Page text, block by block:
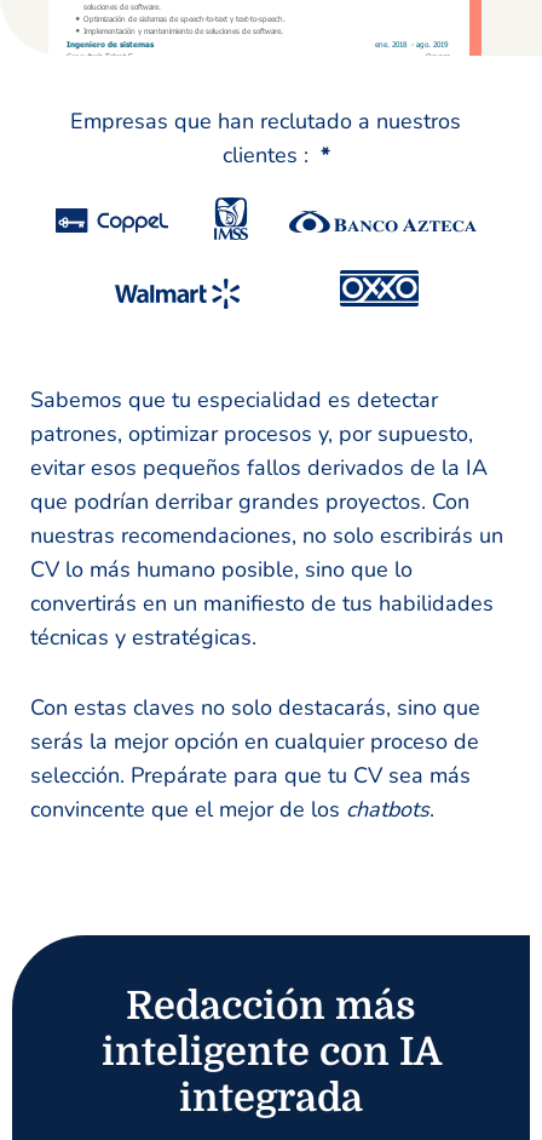
Empresas que han reclutado a nuestros
clientes : *
Sabemos que tu especialidad es detectar
patrones, optimizar procesos y, por supuesto,
evitar esos pequeños fallos derivados de la IA
que podrían derribar grandes proyectos. Con
nuestras recomendaciones, no solo escribirás un
CV lo más humano posible, sino que lo
convertirás en un manifiesto de tus habilidades
técnicas y estratégicas.
Con estas claves no solo destacarás, sino que
serás la mejor opción en cualquier proceso de
selección. Prepárate para que tu CV sea más
convincente que el mejor de los chatbots.
Redacción más
inteligente con IA
integrada